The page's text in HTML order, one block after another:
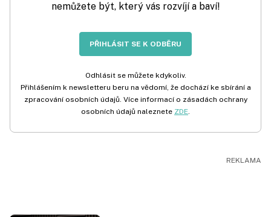
nemůžete být, který vás rozvíjí a baví!
PŘIHLÁSIT SE K ODBĚRU
Odhlásit se můžete kdykoliv.
Přihlášením k newsletteru beru na vědomí, že dochází ke sbírání a
zpracování osobních údajů. Více informací o zásadách ochrany
osobních údajů naleznete ZDE.